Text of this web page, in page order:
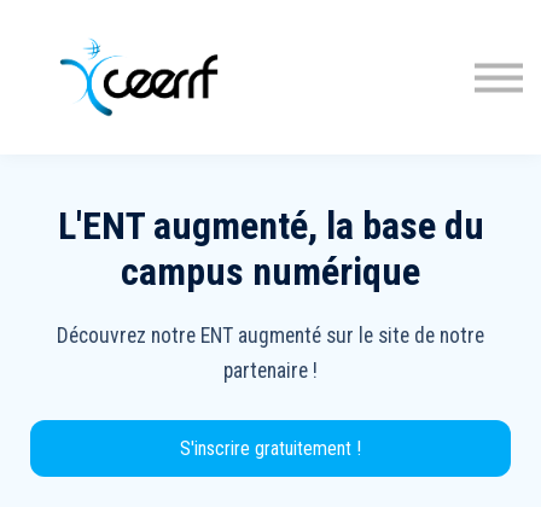
Inscription
L'ENT augmenté, la base du
campus numérique
Découvrez notre ENT augmenté sur le site de notre
partenaire !
S'inscrire gratuitement !